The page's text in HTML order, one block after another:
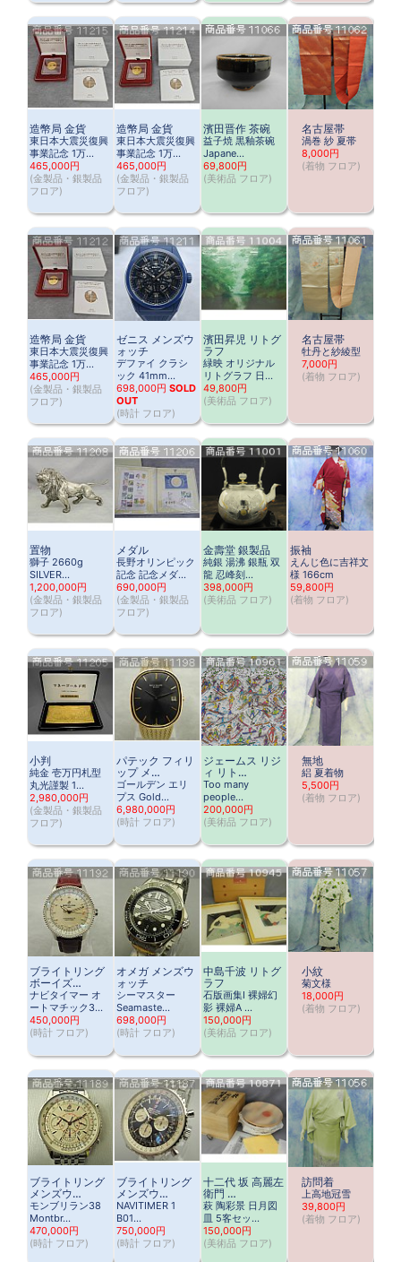
造幣局 金貨
東日本大震災復興
事業記念 1万…
465,000円
(金製品・銀製品
フロア)
造幣局 金貨
東日本大震災復興
事業記念 1万…
465,000円
(金製品・銀製品
フロア)
造幣局 金貨
東日本大震災復興
事業記念 1万…
465,000円
(金製品・銀製品
フロア)
ゼニス メンズウ
ォッチ
デファイ クラシ
ック 41mm…
698,000円 SOLD
OUT
(時計 フロア)
置物
獅子 2660g
SILVER…
1,200,000円
(金製品・銀製品
フロア)
メダル
長野オリンピック
記念 記念メダ…
690,000円
(金製品・銀製品
フロア)
小判
純金 壱万円札型
丸光謹製 1…
2,980,000円
(金製品・銀製品
フロア)
パテック フィリ
ップ メ…
ゴールデン エリ
プス Gold…
6,980,000円
(時計 フロア)
ブライトリング
ボーイズ…
ナビタイマー オ
ートマチック3…
450,000円
(時計 フロア)
オメガ メンズウ
ォッチ
シーマスター
Seamaste…
698,000円
(時計 フロア)
ブライトリング
メンズウ…
モンブリラン38
Montbr…
470,000円
(時計 フロア)
ブライトリング
メンズウ…
NAVITIMER 1
B01…
750,000円
(時計 フロア)
濱田晋作 茶碗
益子焼 黒釉茶碗
Japane…
69,800円
(美術品 フロア)
濱田昇児 リトグ
ラフ
緑映 オリジナル
リトグラフ 日…
49,800円
(美術品 フロア)
金壽堂 銀製品
純銀 湯沸 銀瓶 双
龍 忍峰刻…
398,000円
(美術品 フロア)
ジェームス リジ
ィ リト…
Too many
people…
200,000円
(美術品 フロア)
中島千波 リトグ
ラフ
石版画集Ⅰ 裸婦幻
影 裸婦A …
150,000円
(美術品 フロア)
十二代 坂 高麗左
衛門 …
萩 陶彩景 日月図
皿 5客セッ…
150,000円
(美術品 フロア)
名古屋帯
渦巻 紗 夏帯
8,000円
(着物 フロア)
名古屋帯
牡丹と紗綾型
7,000円
(着物 フロア)
振袖
えんじ色に吉祥文
様 166cm
59,800円
(着物 フロア)
無地
絽 夏着物
5,500円
(着物 フロア)
小紋
菊文様
18,000円
(着物 フロア)
訪問着
上高地冠雪
39,800円
(着物 フロア)